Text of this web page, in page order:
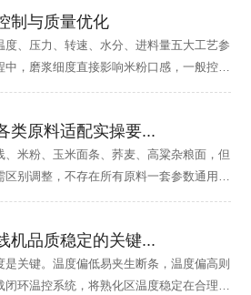
制与质量优化
、压力、转速、水分、进料量五大工艺参
，磨浆细度直接影响米粉口感，一般控制
条...
类原料适配实操要...
米粉、玉米面条、荞麦、高粱杂粮面，但
别调整，不存在所有原料一套参数通用的
机品质稳定的关键...
关键。温度偏低易夹生断条，温度偏高则
环温控系统，将熟化区温度稳定在合理区